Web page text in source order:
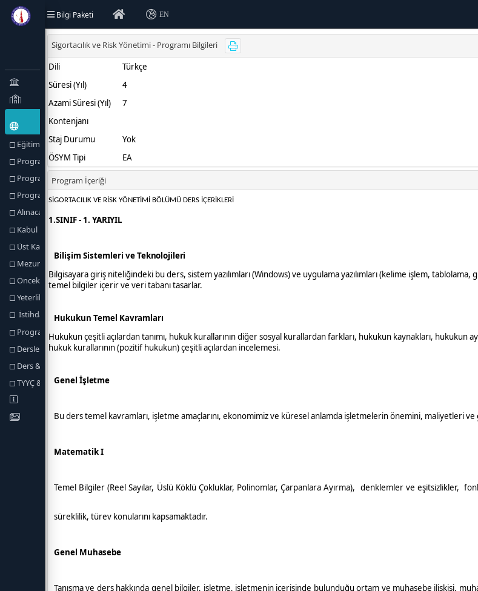
Bilgi Paketi EN
Eğitim Türü (Amaçlar) ve Hedefler
Program Hakkında
Program Profili
Program Yetkilileri
Alınacak Derece
Kabul Koşulları
Üst Kademeye Geçiş
Mezuniyet Koşulları
Önceki Öğrenmenin Tanınması
Yeterlilik Koşulları ve Kuralları
İstihdam Olanakları
Program Yeterlikleri
Dersler
Ders & Program Yeterlilikleri İlişkisi
TYYÇ & Program Yeterlilikleri İlişkisi